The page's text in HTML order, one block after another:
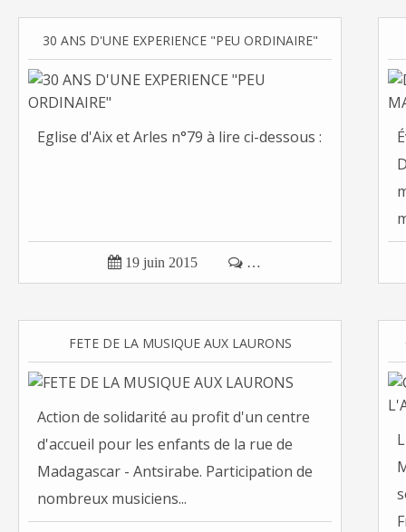
30 ANS D'UNE EXPERIENCE "PEU ORDINAIRE"
Eglise d'Aix et Arles n°79 à lire ci-dessous :
 19 juin 2015  …
FETE DE LA MUSIQUE AUX LAURONS
Action de solidarité au profit d'un centre
d'accueil pour les enfants de la rue de
Madagascar - Antsirabe. Participation de
nombreux musiciens...